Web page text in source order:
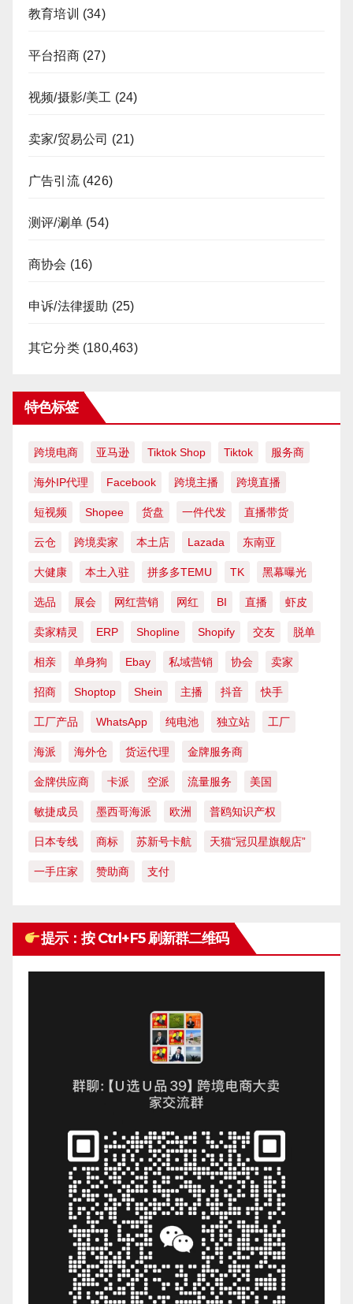
教育培训 (34)
平台招商(27)
视频/摄影/美工 (24)
卖家/贸易公司 (21)
广告引流(426)
测评/涮单 (54)
商协会 (16)
申诉/法律援助 (25)
其它分类(180,463)
特色标签
跨境电商 亚马逊 Tiktok Shop Tiktok 服务商
海外IP代理 Facebook 跨境主播 跨境直播
短视频 Shopee 货盘 一件代发 直播带货
云仓 跨境卖家 本土店 Lazada 东南亚
大健康 本土入驻 拼多多TEMU TK 黑幕曝光
选品 展会 网红营销 网红 BI 直播 虾皮
卖家精灵 ERP Shopline Shopify 交友 脱单
相亲 单身狗 Ebay 私域营销 协会 卖家
招商 Shoptop Shein 主播 抖音 快手
工厂产品 WhatsApp 纯电池 独立站 工厂
海派 海外仓 货运代理 金牌服务商
金牌供应商 卡派 空派 流量服务 美国
敏捷成员 墨西哥海派 欧洲 普鸥知识产权
日本专线 商标 苏新号卡航 天猫“冠贝星旗舰店”
一手庄家 赞助商 支付
提示：按 Ctrl+F5 刷新群二维码